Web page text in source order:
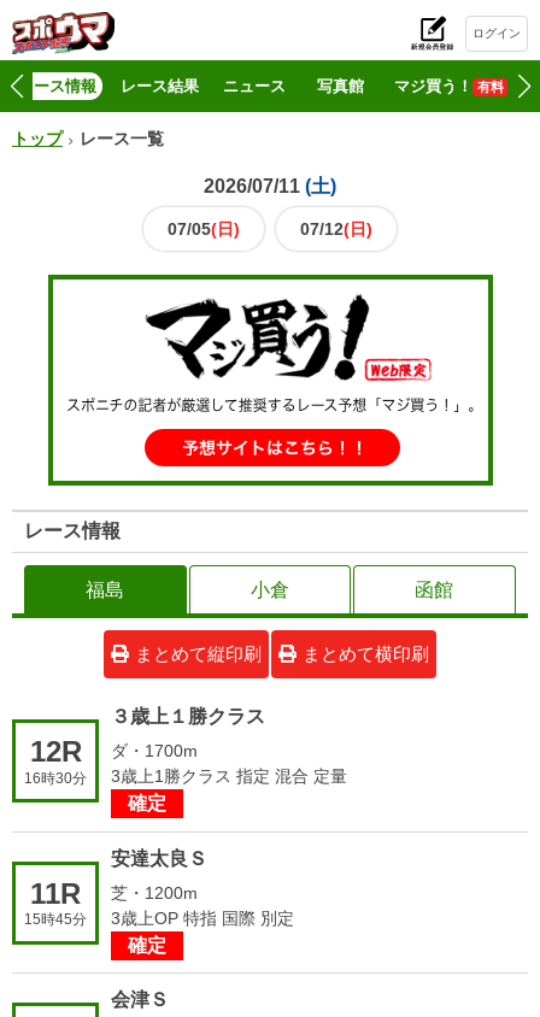
ログイン
レース情報 レース結果 ニュース 写真館 マジ買う！ 有料
トップ レース一覧
2026/07/11
07/05 07/12
レース情報
福島 小倉 函館
まとめて縦印刷 まとめて横印刷
12R
16時30分
３歳上１勝クラス
ダ・1700m
3歳上1勝クラス 指定 混合 定量
確定
11R
15時45分
安達太良Ｓ
芝・1200m
3歳上OP 特指 国際 別定
確定
会津Ｓ